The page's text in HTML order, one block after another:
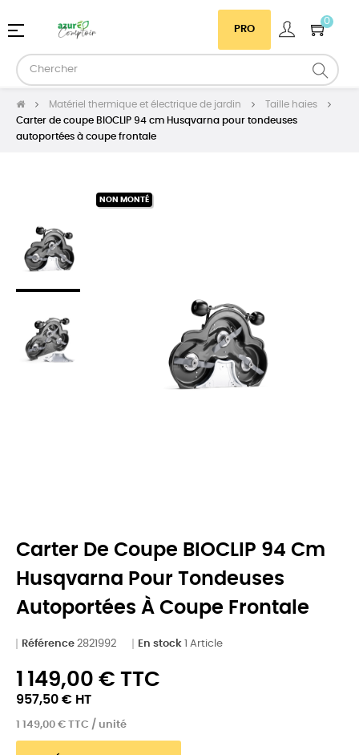
PRO
0
Basculer
navigation
☰
Matériel thermique et électrique de jardin
Taille haies
Carter de coupe BIOCLIP 94 cm Husqvarna pour tondeuses
autoportées à coupe frontale
NON MONTÉ
Carter De Coupe BIOCLIP 94 Cm
Husqvarna Pour Tondeuses
Autoportées À Coupe Frontale
Référence 2821992 En stock 1 Article
1 149,00 € TTC
957,50 € HT
1 149,00 € TTC / unité